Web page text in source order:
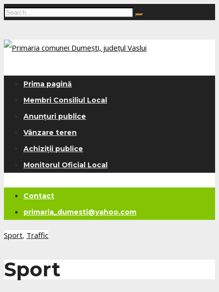
Prima pagină
Membri Consiliul Local
Anunțuri publice
Vânzare teren
Achiziții publice
Monitorul Oficial Local
Contact
primaria_dumesti@yahoo.com
Sport, Traffic
Sport